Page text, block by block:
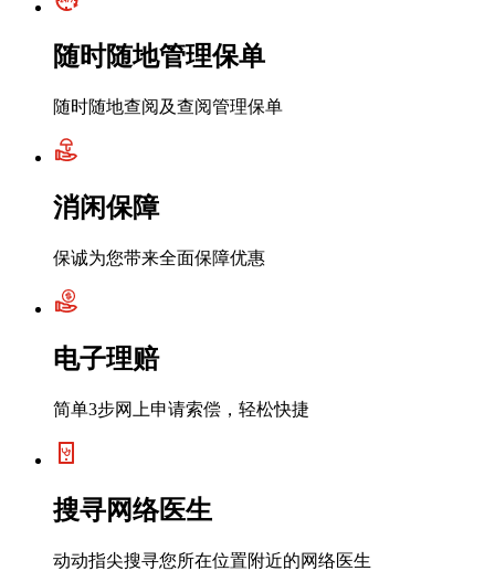
随时随地管理保单
随时随地查阅及查阅管理保单
消闲保障
保诚为您带来全面保障优惠
电子理赔
简单3步网上申请索偿，轻松快捷
搜寻网络医生
动动指尖搜寻您所在位置附近的网络医生